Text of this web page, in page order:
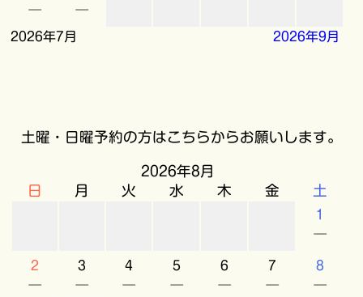
－ －
2026年7月 2026年9月
土曜・日曜予約の方はこちらからお願いします。
2026年8月
日
月 火 水 木 金 土
1
－
2
－
3
－
4
－
5
－
6
－
7
－
8
－